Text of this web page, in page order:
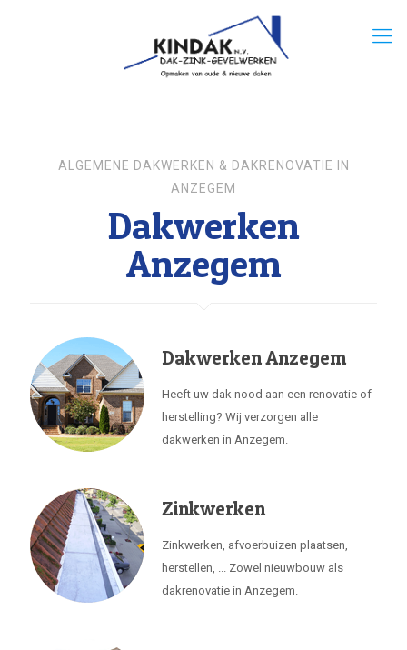
ALGEMENE DAKWERKEN & DAKRENOVATIE IN
ANZEGEM
Dakwerken
Anzegem
Dakwerken Anzegem
Heeft uw dak nood aan een renovatie of
herstelling? Wij verzorgen alle
dakwerken in Anzegem.
Zinkwerken
Zinkwerken, afvoerbuizen plaatsen,
herstellen, ... Zowel nieuwbouw als
dakrenovatie in Anzegem.